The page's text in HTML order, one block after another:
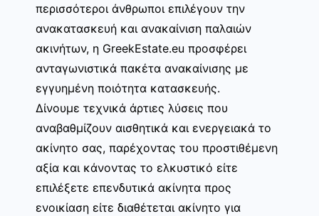
περισσότεροι άνθρωποι επιλέγουν την
ανακατασκευή και ανακαίνιση παλαιών
ακινήτων, η GreekEstate.eu προσφέρει
ανταγωνιστικά πακέτα ανακαίνισης με
εγγυημένη ποιότητα κατασκευής.
Δίνουμε τεχνικά άρτιες λύσεις που
αναβαθμίζουν αισθητικά και ενεργειακά το
ακίνητο σας, παρέχοντας του προστιθέμενη
αξία και κάνοντας το ελκυστικό είτε
επιλέξετε επενδυτικά ακίνητα προς
ενοικίαση είτε διαθέτεται ακίνητο για